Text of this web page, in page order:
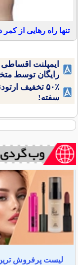
تنها راه رهایی از
ایمپلنت
رایگان توسط
۵۰٪ تخفیف
سفته!
لیست پرفروش